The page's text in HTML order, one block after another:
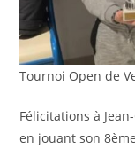
Tournoi Open de
Félicitations à
en jouant son